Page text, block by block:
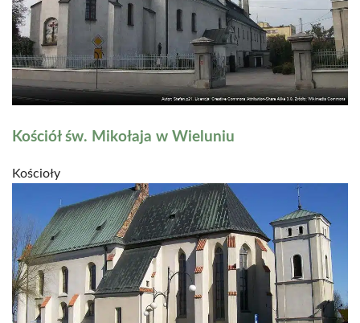
Kościół św. Mikołaja w Wieluniu
Kościoły